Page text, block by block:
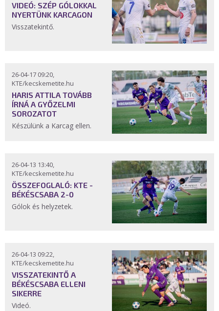
VIDEÓ: SZÉP GÓLOKKAL
NYERTÜNK KARCAGON
Visszatekintő.
26-04-17 09:20,
KTE/kecskemetite.hu
HARIS ATTILA TOVÁBB
ÍRNÁ A GYŐZELMI
SOROZATOT
Készülünk a Karcag ellen.
26-04-13 13:40,
KTE/kecskemetite.hu
ÖSSZEFOGLALÓ: KTE -
BÉKÉSCSABA 2-0
Gólok és helyzetek.
26-04-13 09:22,
KTE/kecskemetite.hu
VISSZATEKINTŐ A
BÉKÉSCSABA ELLENI
SIKERRE
Videó.